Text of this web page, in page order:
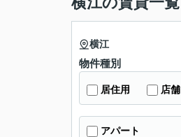
横江
物件種別
居住用 店舗
アパート